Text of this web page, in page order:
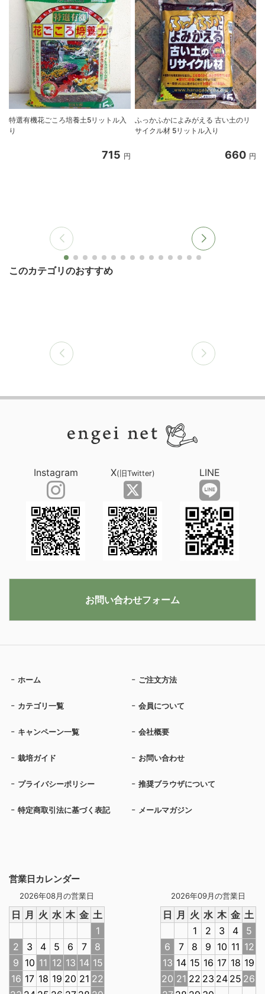
特選有機花ごころ培養土5リットル入
り
715 円
ふっかふかによみがえる 古い土のリ
サイクル材 5リットル入り
660 円
このカテゴリのおすすめ
営業日カレンダー
2026年08月の営業日
日 月 火 水 木 金 土
1
2
3 4 5 6 7
8
9 10 11 12 13 14 15
16 17 18 19 20 21 22
2026年09月の営業日
日 月 火 水 木 金 土
1
2 3 4
5
6
7 8 9 10 11 12
13 14 15 16 17 18 19
20 21 22 23 24 25 26
ホーム ご注文方法
カテゴリ一覧 会員について
キャンペーン一覧 会社概要
栽培ガイド お問い合わせ
プライバシーポリシー 推奨ブラウザについて
特定商取引法に基づく表記 メールマガジン
Instagram X(旧Twitter) LINE
お問い合わせフォーム